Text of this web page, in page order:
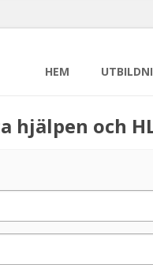
HEM
hjälpen och